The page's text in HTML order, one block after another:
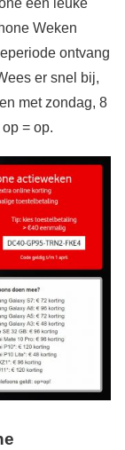
Weken
ontvang
er snel bij,
met zondag, 8
= op.